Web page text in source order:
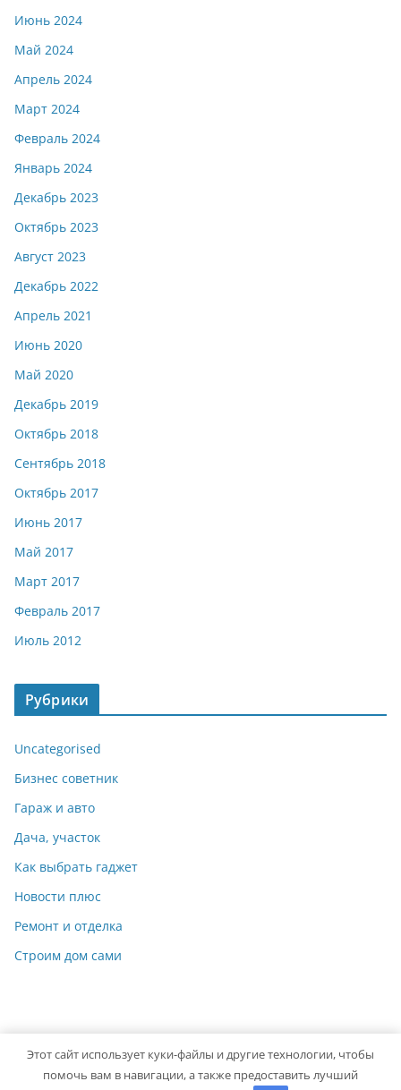
Июнь 2024
Май 2024
Апрель 2024
Март 2024
Февраль 2024
Январь 2024
Декабрь 2023
Октябрь 2023
Август 2023
Декабрь 2022
Апрель 2021
Июнь 2020
Май 2020
Декабрь 2019
Октябрь 2018
Сентябрь 2018
Октябрь 2017
Июнь 2017
Май 2017
Март 2017
Февраль 2017
Июль 2012
Рубрики
Uncategorised
Бизнес советник
Гараж и авто
Дача, участок
Как выбрать гаджет
Новости плюс
Ремонт и отделка
Строим дом сами
Copyright © 2026 Мастер на Все Руки. Powered byColorMag
Этот сайт использует куки-файлы и другие технологии, чтобы
помочь вам в навигации, а также предоставить лучший